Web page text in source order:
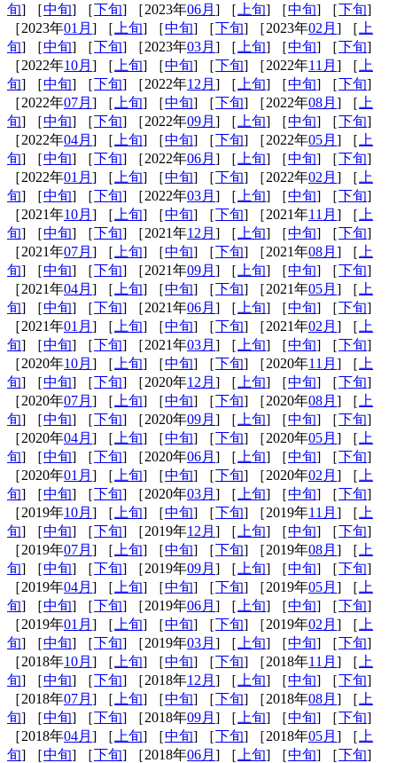
旬] ［中旬] ［下旬] ［2023年06月 ] ［ 上旬] ［中旬] ［下旬]
［2023年01月 ] ［ 上旬] ［中旬] ［下旬] ［2023年02月 ] ［ 上
旬] ［中旬] ［下旬] ［2023年03月 ] ［ 上旬] ［中旬] ［下旬]
［2022年10月 ] ［ 上旬] ［中旬] ［下旬] ［2022年11月 ] ［ 上
旬] ［中旬] ［下旬] ［2022年12月 ] ［ 上旬] ［中旬] ［下旬]
［2022年07月 ] ［ 上旬] ［中旬] ［下旬] ［2022年08月 ] ［ 上
旬] ［中旬] ［下旬] ［2022年09月 ] ［ 上旬] ［中旬] ［下旬]
［2022年04月 ] ［ 上旬] ［中旬] ［下旬] ［2022年05月 ] ［ 上
旬] ［中旬] ［下旬] ［2022年06月 ] ［ 上旬] ［中旬] ［下旬]
［2022年01月 ] ［ 上旬] ［中旬] ［下旬] ［2022年02月 ] ［ 上
旬] ［中旬] ［下旬] ［2022年03月 ] ［ 上旬] ［中旬] ［下旬]
［2021年10月 ] ［ 上旬] ［中旬] ［下旬] ［2021年11月 ] ［ 上
旬] ［中旬] ［下旬] ［2021年12月 ] ［ 上旬] ［中旬] ［下旬]
［2021年07月 ] ［ 上旬] ［中旬] ［下旬] ［2021年08月 ] ［ 上
旬] ［中旬] ［下旬] ［2021年09月 ] ［ 上旬] ［中旬] ［下旬]
［2021年04月 ] ［ 上旬] ［中旬] ［下旬] ［2021年05月 ] ［ 上
旬] ［中旬] ［下旬] ［2021年06月 ] ［ 上旬] ［中旬] ［下旬]
［2021年01月 ] ［ 上旬] ［中旬] ［下旬] ［2021年02月 ] ［ 上
旬] ［中旬] ［下旬] ［2021年03月 ] ［ 上旬] ［中旬] ［下旬]
［2020年10月 ] ［ 上旬] ［中旬] ［下旬] ［2020年11月 ] ［ 上
旬] ［中旬] ［下旬] ［2020年12月 ] ［ 上旬] ［中旬] ［下旬]
［2020年07月 ] ［ 上旬] ［中旬] ［下旬] ［2020年08月 ] ［ 上
旬] ［中旬] ［下旬] ［2020年09月 ] ［ 上旬] ［中旬] ［下旬]
［2020年04月 ] ［ 上旬] ［中旬] ［下旬] ［2020年05月 ] ［ 上
旬] ［中旬] ［下旬] ［2020年06月 ] ［ 上旬] ［中旬] ［下旬]
［2020年01月 ] ［ 上旬] ［中旬] ［下旬] ［2020年02月 ] ［ 上
旬] ［中旬] ［下旬] ［2020年03月 ] ［ 上旬] ［中旬] ［下旬]
［2019年10月 ] ［ 上旬] ［中旬] ［下旬] ［2019年11月 ] ［ 上
旬] ［中旬] ［下旬] ［2019年12月 ] ［ 上旬] ［中旬] ［下旬]
［2019年07月 ] ［ 上旬] ［中旬] ［下旬] ［2019年08月 ] ［ 上
旬] ［中旬] ［下旬] ［2019年09月 ] ［ 上旬] ［中旬] ［下旬]
［2019年04月 ] ［ 上旬] ［中旬] ［下旬] ［2019年05月 ] ［ 上
旬] ［中旬] ［下旬] ［2019年06月 ] ［ 上旬] ［中旬] ［下旬]
［2019年01月 ] ［ 上旬] ［中旬] ［下旬] ［2019年02月 ] ［ 上
旬] ［中旬] ［下旬] ［2019年03月 ] ［ 上旬] ［中旬] ［下旬]
［2018年10月 ] ［ 上旬] ［中旬] ［下旬] ［2018年11月 ] ［ 上
旬] ［中旬] ［下旬] ［2018年12月 ] ［ 上旬] ［中旬] ［下旬]
［2018年07月 ] ［ 上旬] ［中旬] ［下旬] ［2018年08月 ] ［ 上
旬] ［中旬] ［下旬] ［2018年09月 ] ［ 上旬] ［中旬] ［下旬]
［2018年04月 ] ［ 上旬] ［中旬] ［下旬] ［2018年05月 ] ［ 上
旬] ［中旬] ［下旬] ［2018年06月 ] ［ 上旬] ［中旬] ［下旬]